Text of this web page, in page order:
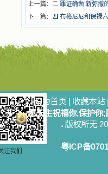
上一篇： 二 罪证确凿:新弥撒
下一篇：
四 布格尼尼和保禄
注我们
设为首页 | 收藏本站
愿天主祝福你,保护你
版权所无
粤ICP备